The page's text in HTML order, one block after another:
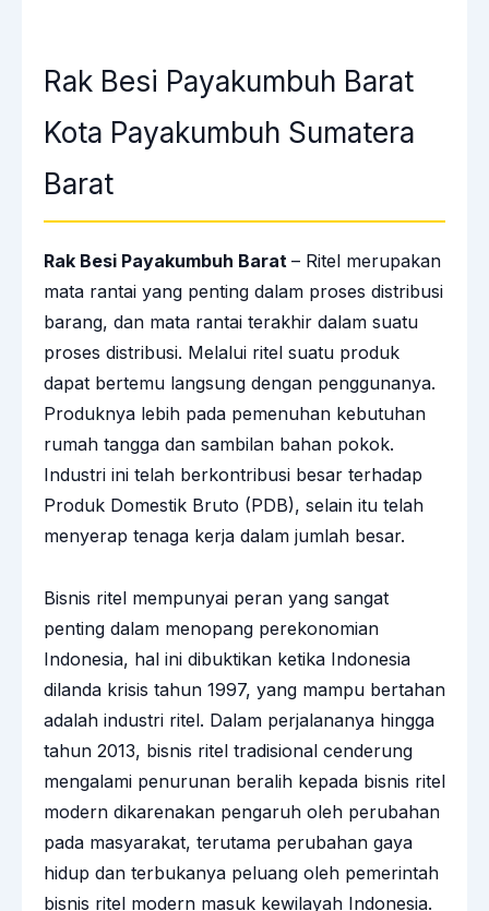
Rak Besi Payakumbuh Barat
Kota Payakumbuh Sumatera
Barat
Rak Besi Payakumbuh Barat – Ritel merupakan
mata rantai yang penting dalam proses distribusi
barang, dan mata rantai terakhir dalam suatu
proses distribusi. Melalui ritel suatu produk
dapat bertemu langsung dengan penggunanya.
Produknya lebih pada pemenuhan kebutuhan
rumah tangga dan sambilan bahan pokok.
Industri ini telah berkontribusi besar terhadap
Produk Domestik Bruto (PDB), selain itu telah
menyerap tenaga kerja dalam jumlah besar.
Bisnis ritel mempunyai peran yang sangat
penting dalam menopang perekonomian
Indonesia, hal ini dibuktikan ketika Indonesia
dilanda krisis tahun 1997, yang mampu bertahan
adalah industri ritel. Dalam perjalananya hingga
tahun 2013, bisnis ritel tradisional cenderung
mengalami penurunan beralih kepada bisnis ritel
modern dikarenakan pengaruh oleh perubahan
pada masyarakat, terutama perubahan gaya
hidup dan terbukanya peluang oleh pemerintah
bisnis ritel modern masuk kewilayah Indonesia.